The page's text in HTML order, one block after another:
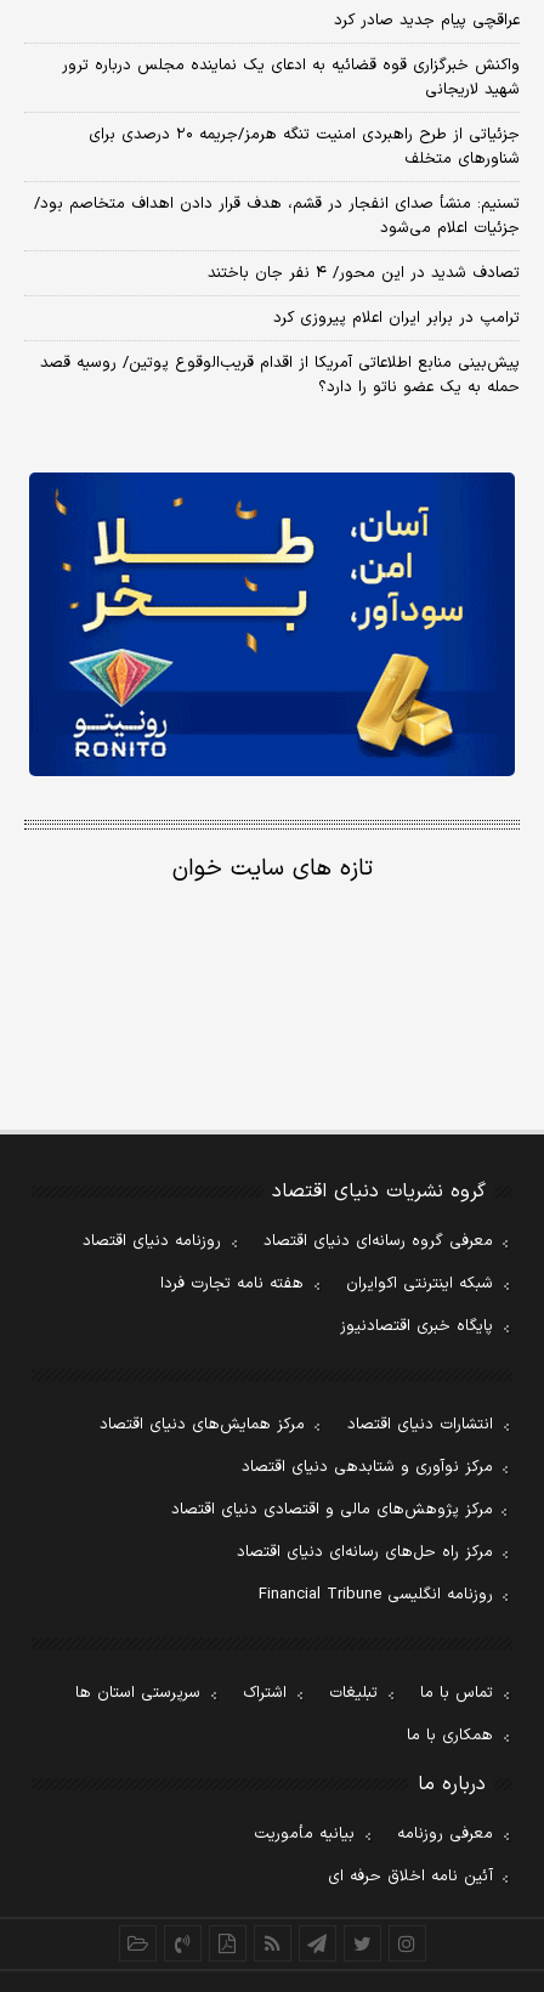
عراقچی پیام جدید صادر کرد
واکنش خبرگزاری قوه قضائیه به ادعای یک نماینده مجلس درباره ترور
شهید لاریجانی
جزئیاتی از طرح راهبردی امنیت تنگه هرمز/جریمه ۲۰ درصدی برای
شناورهای متخلف
تسنیم: منشأ صدای انفجار در قشم، هدف قرار دادن اهداف متخاصم بود/
جزئیات اعلام می‌شود
تصادف شدید در این محور/ ۴ نفر جان باختند
ترامپ در برابر ایران اعلام پیروزی کرد
پیش‌بینی منابع اطلاعاتی آمریکا از اقدام قریب‌الوقوع پوتین/ روسیه قصد
حمله به یک عضو ناتو را دارد؟
تازه های سایت خوان
گروه نشریات دنیای اقتصاد
معرفی گروه رسانه‌ای دنیای اقتصاد
روزنامه دنیای اقتصاد
شبکه اینترنتی اکوایران
هفته نامه تجارت فردا
پایگاه خبری اقتصادنیوز
انتشارات دنیای اقتصاد
مرکز همایش‌های دنیای اقتصاد
مرکز نوآوری و شتابدهی دنیای اقتصاد
مرکز پژوهش‌های مالی و اقتصادی دنیای اقتصاد
مرکز راه حل‌های رسانه‌ای دنیای اقتصاد
روزنامه انگلیسی Financial Tribune
تماس با ما تبلیغات اشتراک
سرپرستی استان ها
همکاری با ما
درباره ما
معرفی روزنامه
بیانیه مأموریت
آئین نامه اخلاق حرفه ای